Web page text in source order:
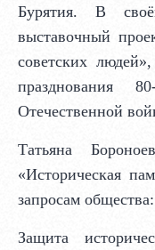
Бурятия. В
выставочный
советских
празднования
Отечественной
Татьяна
«Историческая
запросам общества:
Защита